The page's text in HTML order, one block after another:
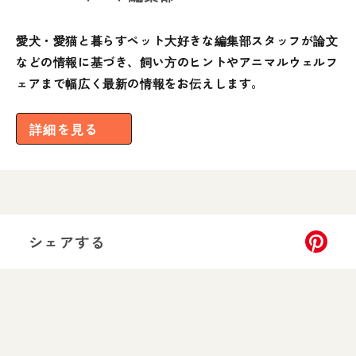
愛犬・愛猫と暮らすペット大好きな編集部スタッフが論文
などの情報に基づき、飼い方のヒントやアニマルウェルフ
ェアまで幅広く最新の情報をお伝えします。
詳細を見る
シェアする